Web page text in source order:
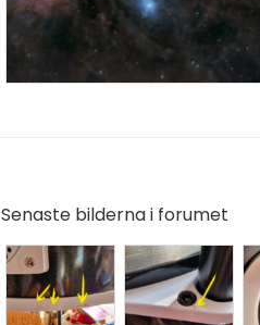
Senaste bilderna i forumet